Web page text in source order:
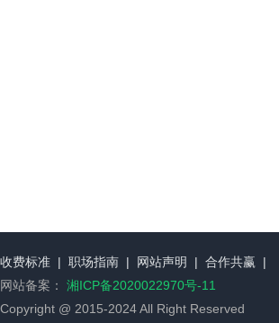
收费标准 | 职场指南 | 网站声明 | 合作共赢 |
网站备案： 湘ICP备2020022970号-11
Copyright @ 2015-2024 All Right Reserved